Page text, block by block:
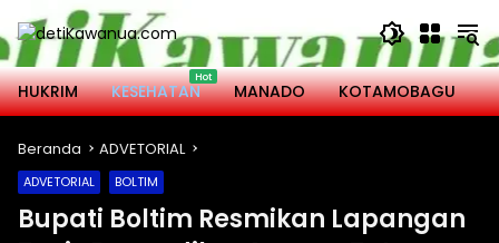
Langsung
ke
konten
HUKRIM
KESEHATAN MANADO KOTAMOBAGU
Beranda ADVETORIAL
ADVETORIAL BOLTIM
Bupati Boltim Resmikan Lapangan